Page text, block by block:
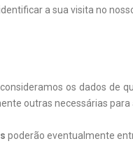
a sua visita no
os dados de
outras necessárias
poderão eventualmente